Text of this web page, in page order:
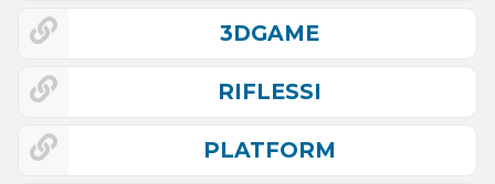
3DGAME
RIFLESSI
PLATFORM